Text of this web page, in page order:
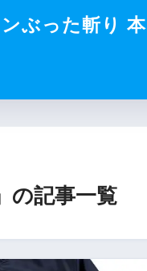
ぶった斬り 本
の記事一覧